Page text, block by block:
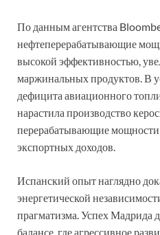
По данным агентства
нефтеперерабатывающие
высокой эффективностью,
маржинальных продуктов. В
дефицита авиационного
нарастила производство
перерабатывающие
экспортных доходов.
Испанский опыт наглядно
энергетической
прагматизма. Успех Мадрида
балансе, где агрессивное